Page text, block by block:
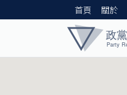
首頁 關於